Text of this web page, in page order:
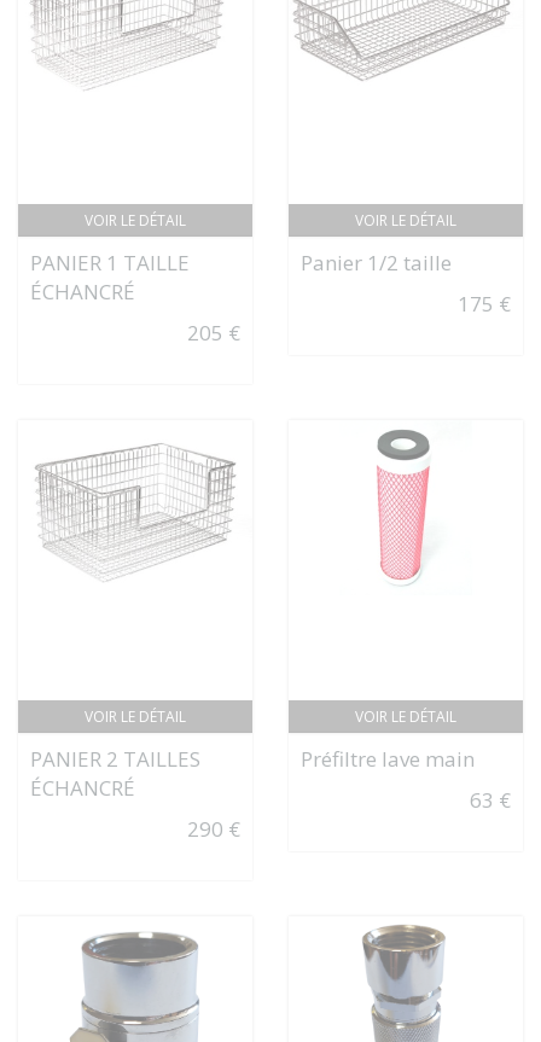
VOIR LE DÉTAIL
PANIER 1 TAILLE
ÉCHANCRÉ
205 €
VOIR LE DÉTAIL
Panier 1/2 taille
175 €
VOIR LE DÉTAIL
PANIER 2 TAILLES
ÉCHANCRÉ
290 €
VOIR LE DÉTAIL
Préfiltre lave main
63 €